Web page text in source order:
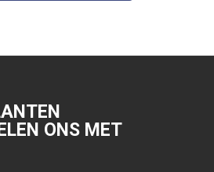
ONS MET